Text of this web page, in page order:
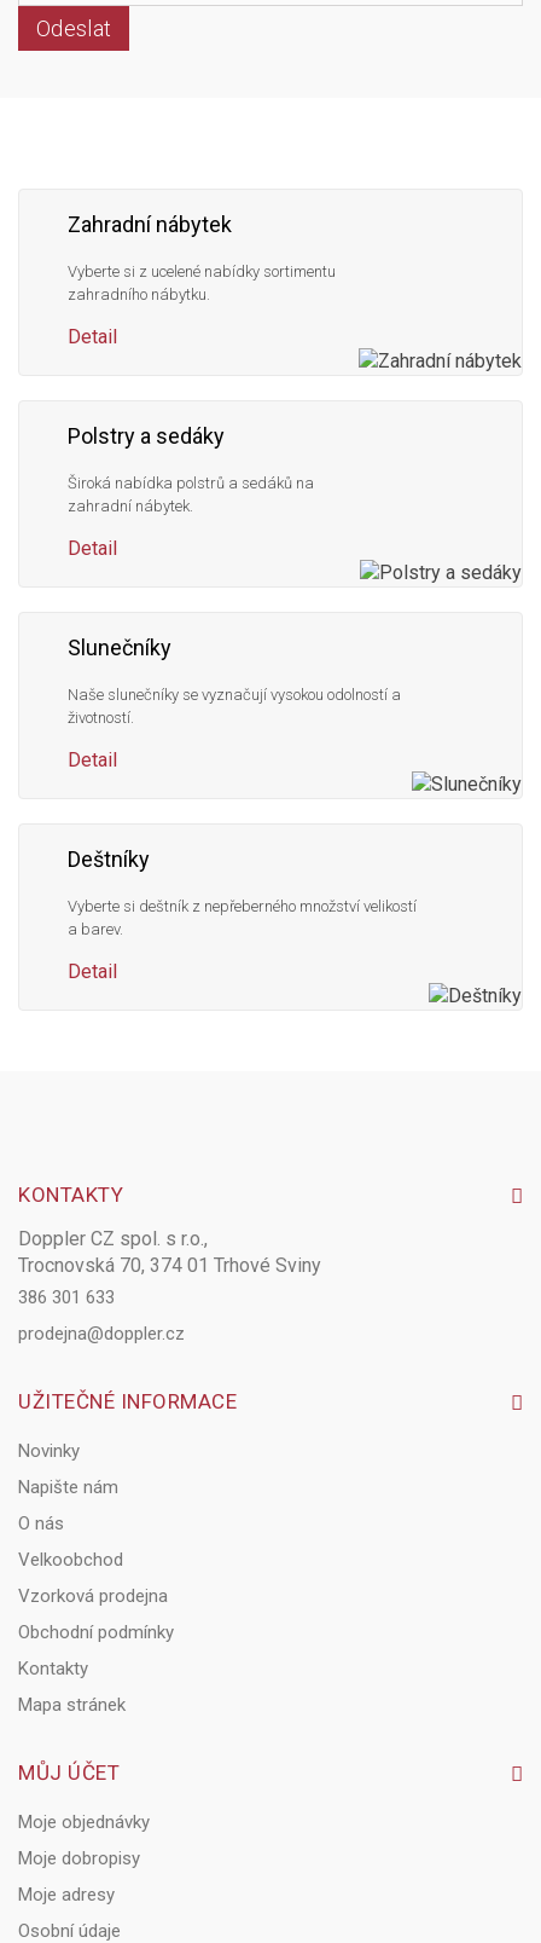
Odeslat
Zahradní nábytek
Vyberte si z ucelené nabídky sortimentu
zahradního nábytku.
Detail
Polstry a sedáky
Široká nabídka polstrů a sedáků na
zahradní nábytek.
Detail
Slunečníky
Naše slunečníky se vyznačují vysokou odolností a
životností.
Detail
Deštníky
Vyberte si deštník z nepřeberného množství velikostí
a barev.
Detail
KONTAKTY
Doppler CZ spol. s r.o.,
Trocnovská 70, 374 01 Trhové Sviny
386 301 633
prodejna@doppler.cz
UŽITEČNÉ INFORMACE
Novinky
Napište nám
O nás
Velkoobchod
Vzorková prodejna
Obchodní podmínky
Kontakty
Mapa stránek
MŮJ ÚČET
Moje objednávky
Moje dobropisy
Moje adresy
Osobní údaje